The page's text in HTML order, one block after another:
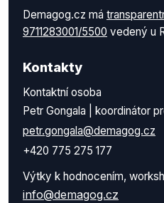
Demagog.cz má
9711283001/5500 vedený u
Kontakty
Kontaktní osoba
Petr Gongala | koordinátor
petr.gongala@demagog.cz
+420 775 275 177
Výtky k hodnocením,
info@demagog.cz